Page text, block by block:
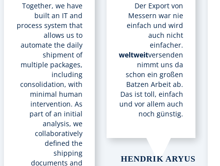
Together, we have
built an IT and
process system that
allows us to
automate the daily
shipment of
multiple packages,
including
consolidation, with
minimal human
intervention. As
part of an initial
analysis, we
collaboratively
defined the
shipping
documents and
Der Export von
Messern war nie
einfach und wird
auch nicht
einfacher.
weltweitversenden
nimmt uns da
schon ein großen
Batzen Arbeit ab.
Das ist toll, einfach
und vor allem auch
noch günstig.
HENDRIK ARYUS